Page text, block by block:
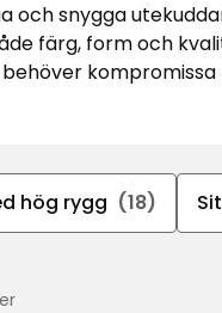
och snygga
färg, form och
hög rygg (18)